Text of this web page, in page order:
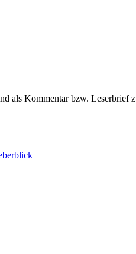
als Kommentar bzw. Leserbrief